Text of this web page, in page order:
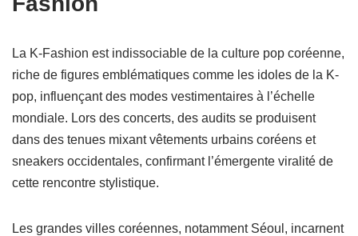
La K-Fashion est indissociable de la culture pop coréenne,
riche de figures emblématiques comme les idoles de la K-
pop, influençant des modes vestimentaires à l’échelle
mondiale. Lors des concerts, des audits se produisent
dans des tenues mixant vêtements urbains coréens et
sneakers occidentales, confirmant l’émergente viralité de
cette rencontre stylistique.
Les grandes villes coréennes, notamment Séoul, incarnent